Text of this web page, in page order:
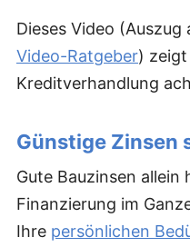
Dieses Video (Auszug
Video-Ratgeber) zeigt
Kreditverhandlung
Günstige Zinsen
Gute Bauzinsen allein
Finanzierung im
Ihre persönlichen